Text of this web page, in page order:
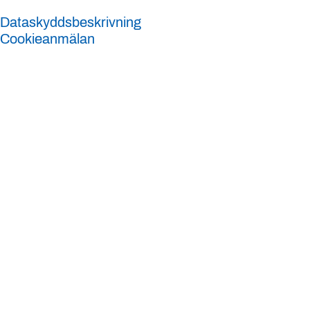
Dataskyddsbeskrivning
Cookieanmälan